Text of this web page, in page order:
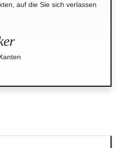
auf die Sie sich verlassen